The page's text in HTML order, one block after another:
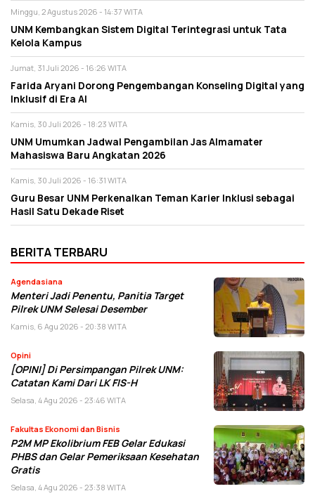
Minggu, 2 Agustus 2026 - 14:37 WITA
UNM Kembangkan Sistem Digital Terintegrasi untuk Tata
Kelola Kampus
Jumat, 31 Juli 2026 - 16:26 WITA
Farida Aryani Dorong Pengembangan Konseling Digital yang
Inklusif di Era AI
Kamis, 30 Juli 2026 - 18:23 WITA
UNM Umumkan Jadwal Pengambilan Jas Almamater
Mahasiswa Baru Angkatan 2026
Kamis, 30 Juli 2026 - 16:31 WITA
Guru Besar UNM Perkenalkan Teman Karier Inklusi sebagai
Hasil Satu Dekade Riset
BERITA TERBARU
Agendasiana
Menteri Jadi Penentu, Panitia Target
Pilrek UNM Selesai Desember
Kamis, 6 Agu 2026 - 20:38 WITA
Opini
[OPINI] Di Persimpangan Pilrek UNM:
Catatan Kami Dari LK FIS-H
Selasa, 4 Agu 2026 - 23:46 WITA
Fakultas Ekonomi dan Bisnis
P2M MP Ekolibrium FEB Gelar Edukasi
PHBS dan Gelar Pemeriksaan Kesehatan
Gratis
Selasa, 4 Agu 2026 - 23:38 WITA